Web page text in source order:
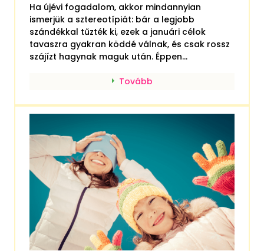
Ha újévi fogadalom, akkor mindannyian
ismerjük a sztereotípiát: bár a legjobb
szándékkal tűzték ki, ezek a januári célok
tavaszra gyakran köddé válnak, és csak rossz
szájízt hagynak maguk után. Éppen...
Tovább